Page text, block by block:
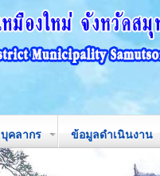
บุคลากร ข้อมูลดำเนินงาน